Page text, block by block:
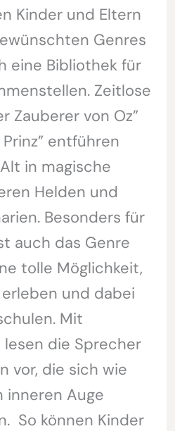
Kinder und Eltern
Genres
eine Bibliothek für
Zeitlose
Zauberer von Oz”
entführen
in magische
Helden und
Besonders für
auch das Genre
tolle Möglichkeit,
und dabei
Mit
die Sprecher
vor, die sich wie
inneren Auge
So können Kinder